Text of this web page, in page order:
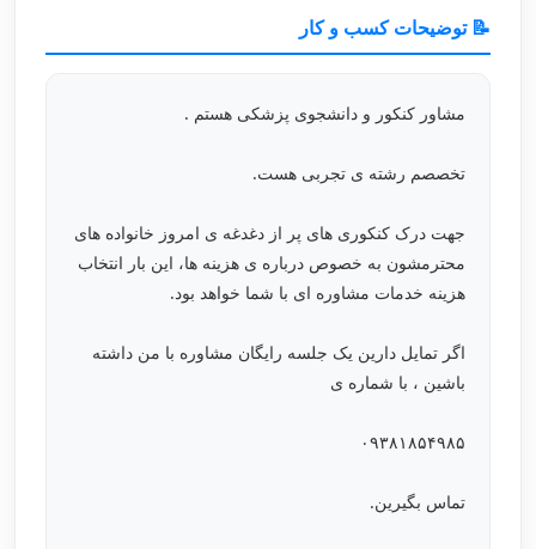
📝 توضیحات کسب و کار
مشاور کنکور و دانشجوی پزشکی هستم .
تخصصم رشته ی تجربی هست.
جهت درک کنکوری های پر از دغدغه ی امروز خانواده های
محترمشون به خصوص درباره ی هزینه ها، این بار انتخاب
هزینه خدمات مشاوره ای با شما خواهد بود.
اگر تمایل دارین یک جلسه رایگان مشاوره با من داشته
باشین ، با شماره ی
۰۹۳۸۱۸۵۴۹۸۵
تماس بگیرین.